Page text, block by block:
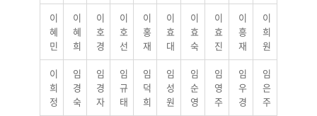
이
혜
민
이
혜
희
이
호
경
이
호
선
이
홍
재
이
효
대
이
효
숙
이
효
진
이
흥
재
이
희
원
이
희
정
임
경
숙
임
경
자
임
규
태
임
덕
희
임
성
원
임
순
영
임
영
주
임
우
경
임
은
주